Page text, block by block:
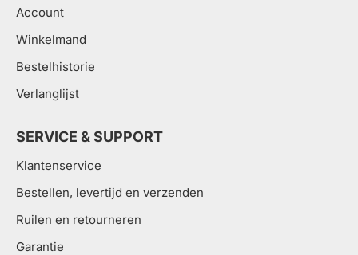
Account
Winkelmand
Bestelhistorie
Verlanglijst
SERVICE & SUPPORT
Klantenservice
Bestellen, levertijd en verzenden
Ruilen en retourneren
Garantie